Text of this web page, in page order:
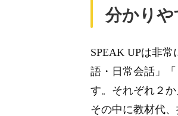
分かり
SPEAK UPは非
語・日常会話」
す。それぞれ２
その中に教材代